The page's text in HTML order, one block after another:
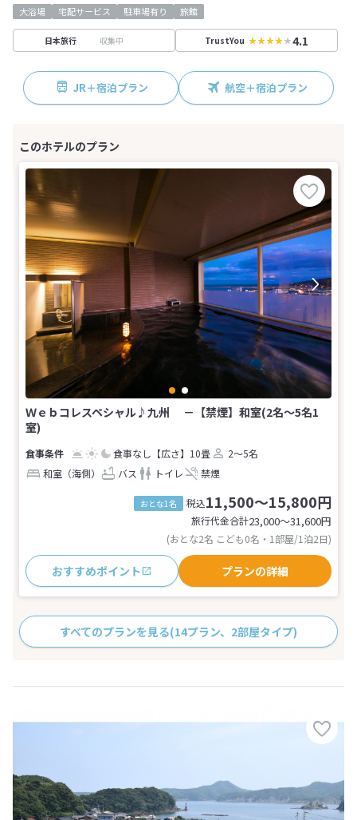
大浴場 宅配サービス 駐車場有り 旅館
日本旅行 収集中 TrustYou 4.1
JR＋宿泊プラン 航空＋宿泊プラン
Ｗｅｂコレスペシャル♪九州 －【禁煙】和室(2名～5名1
室)
食事なし 【広さ】10畳
2～5名
和室（海側）
バス トイレ 禁煙
おとな1名 税込11,500～15,800円
旅行代金合計23,000〜31,600円
(おとな2名 こども0名・1部屋/1泊2日)
おすすめポイント プランの詳細
すべてのプランを見る(14プラン、2部屋タイプ)